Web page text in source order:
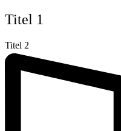
Titel 1
Titel 2